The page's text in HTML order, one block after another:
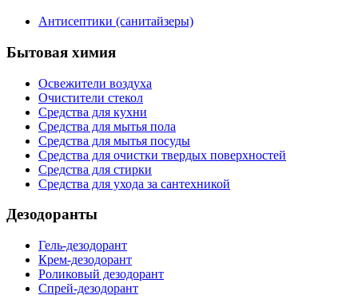
Антисептики (санитайзеры)
Бытовая химия
Освежители воздуха
Очистители стекол
Средства для кухни
Средства для мытья пола
Средства для мытья посуды
Средства для очистки твердых поверхностей
Средства для стирки
Средства для ухода за сантехникой
Дезодоранты
Гель-дезодорант
Крем-дезодорант
Роликовый дезодорант
Спрей-дезодорант